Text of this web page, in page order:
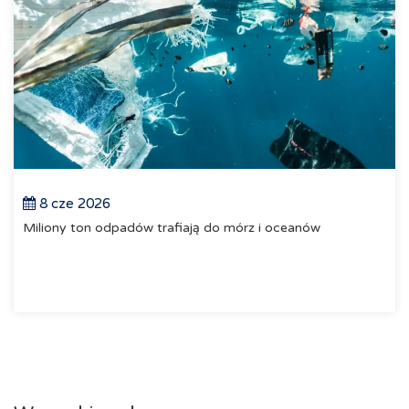
8 cze 2026
Miliony ton odpadów trafiają do mórz i oceanów